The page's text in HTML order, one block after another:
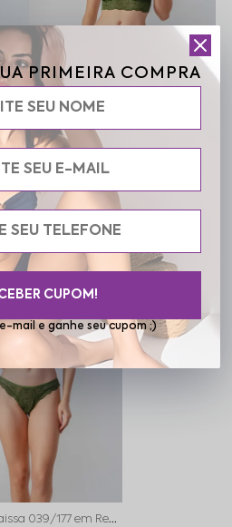
Moda Intima Conjunto 169/233 Eva Em Renda Fúcsia
R$ 209,90
2xR$ 104,95sem juros
Conjunto Raissa 039/177 em Renda Verde
PRIMEIRA COMPRA
mail e ganhe seu cupom ;)
CUPOM!